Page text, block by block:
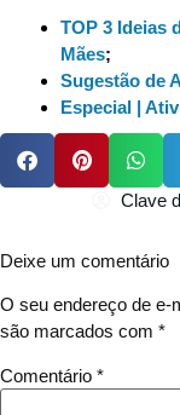
TOP 3 Ideias
Mães;
Sugestão de
Especial |
Clave
Deixe um comentário
O seu endereço de e-
são marcados com *
Comentário *